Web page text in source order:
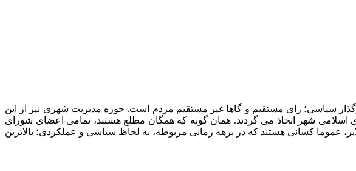
سیاسی؛ رای مستقیم و گاها غیر مستقیم مردم است. حوزه مدیریت شهری نیز از این
شهر اتخاذ می گردند. همان گونه که همگان مطلع هستند، تمامی اعضای شورای
عموما کسانی هستند که در برهه زمانی مربوطه، به لحاظ سیاسی و عملکردی؛ بالاترین